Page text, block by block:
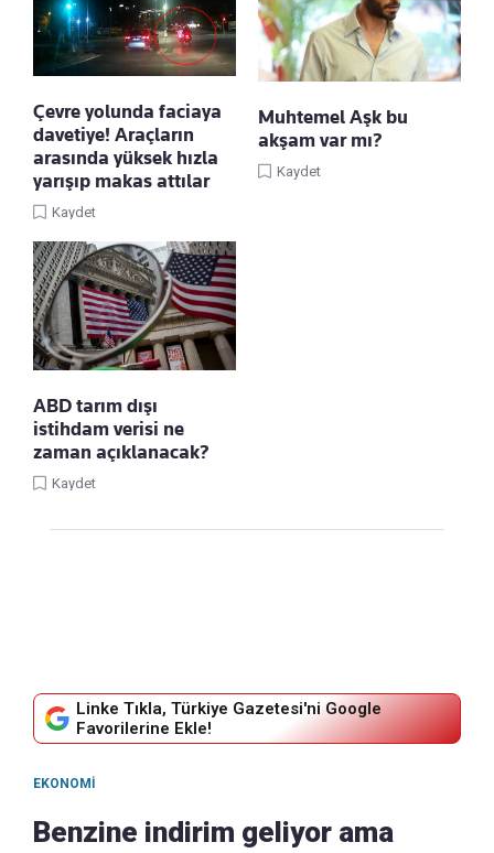
Çevre yolunda faciaya
davetiye! Araçların
arasında yüksek hızla
yarışıp makas attılar
Kaydet
Muhtemel Aşk bu
akşam var mı?
Kaydet
ABD tarım dışı
istihdam verisi ne
zaman açıklanacak?
Kaydet
Linke Tıkla, Türkiye Gazetesi'ni Google
Favorilerine Ekle!
EKONOMI
Benzine indirim geliyor ama